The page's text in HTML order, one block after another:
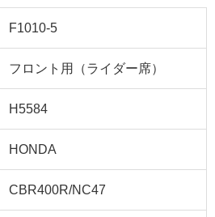
F1010-5
フロント用（ライダー席）
H5584
HONDA
CBR400R/NC47